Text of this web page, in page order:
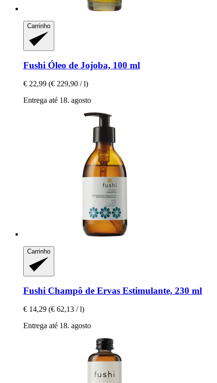
Carrinho
Fushi Óleo de Jojoba, 100 ml
€ 22,99 (€ 229,90 / l)
Entrega até 18. agosto
Carrinho
Fushi Champô de Ervas Estimulante, 230 ml
€ 14,29 (€ 62,13 / l)
Entrega até 18. agosto